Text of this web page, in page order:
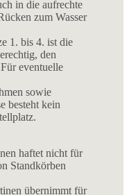
in die aufrechte
zum Wasser
1. bis 4. ist die
den
eventuelle
sowie
besteht kein
haftet nicht für
Standkörben
übernimmt für